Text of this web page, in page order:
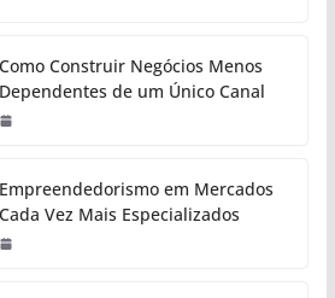
Como Construir Negócios Menos
Dependentes de um Único Canal
Empreendedorismo em Mercados
Cada Vez Mais Especializados